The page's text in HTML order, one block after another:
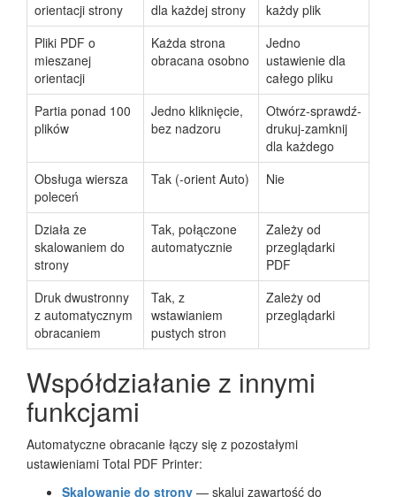
orientacji strony
dla każdej strony
każdy plik
Pliki PDF o
mieszanej
orientacji
Każda strona
obracana osobno
Jedno
ustawienie dla
całego pliku
Partia ponad 100
plików
Jedno kliknięcie,
bez nadzoru
Otwórz-sprawdź-
drukuj-zamknij
dla każdego
Obsługa wiersza
poleceń
Tak (-orient Auto) Nie
Działa ze
skalowaniem do
strony
Tak, połączone
automatycznie
Zależy od
przeglądarki
PDF
Druk dwustronny
z automatycznym
obracaniem
Tak, z
wstawianiem
pustych stron
Zależy od
przeglądarki
Współdziałanie z innymi
funkcjami
Automatyczne obracanie łączy się z pozostałymi
ustawieniami Total PDF Printer:
Skalowanie do strony — skaluj zawartość do